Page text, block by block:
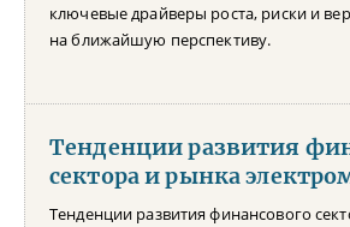
ключевые драйверы роста, риски и
на ближайшую перспективу.
Тенденции развития
сектора и рынка
Тенденции развития финансового